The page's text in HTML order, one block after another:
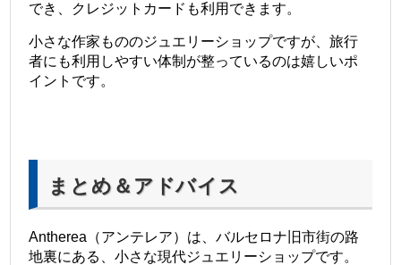
でき、クレジットカードも利用できます。
小さな作家もののジュエリーショップですが、旅行
者にも利用しやすい体制が整っているのは嬉しいポ
イントです。
まとめ＆アドバイス
Antherea（アンテレア）は、バルセロナ旧市街の路
地裏にある、小さな現代ジュエリーショップです。